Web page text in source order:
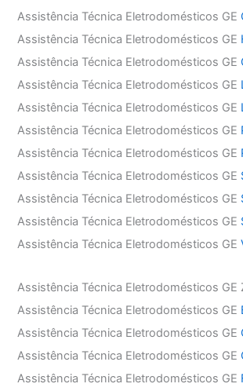
Assistência Técnica Eletrodomésticos GE
Assistência Técnica Eletrodomésticos GE
Assistência Técnica Eletrodomésticos GE
Assistência Técnica Eletrodomésticos GE
Assistência Técnica Eletrodomésticos GE
Assistência Técnica Eletrodomésticos GE
Assistência Técnica Eletrodomésticos GE
Assistência Técnica Eletrodomésticos GE
Assistência Técnica Eletrodomésticos GE
Assistência Técnica Eletrodomésticos GE
Assistência Técnica Eletrodomésticos GE
Assistência Técnica Eletrodomésticos GE
Assistência Técnica Eletrodomésticos GE
Assistência Técnica Eletrodomésticos GE
Assistência Técnica Eletrodomésticos GE
Assistência Técnica Eletrodomésticos GE